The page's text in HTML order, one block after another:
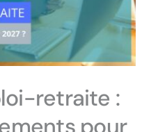
retraite :